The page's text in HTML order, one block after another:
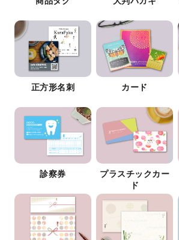
正方形名刺 カード
診察券
プラスチックカー
ド